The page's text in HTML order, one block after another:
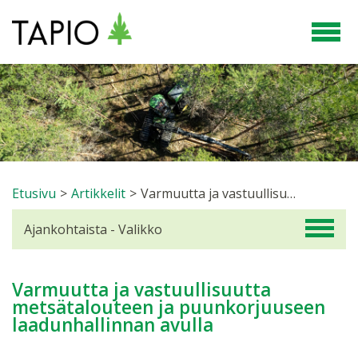
Etusivu > Artikkelit > Varmuutta ja vastuullisuutta metsätalouteen ja puunkorjuuseen laadunhallinnan avulla
Varmuutta ja vastuullisuutta
metsätalouteen ja puunkorjuuseen
laadunhallinnan avulla
Ajankohtaista - Valikko